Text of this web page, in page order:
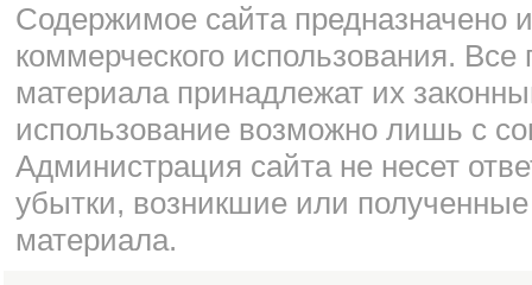
Cодержимое сайта предназначено
коммерческого использования.
материала принадлежат их
использование возможно лишь с
Администрация сайта не несет
убытки, возникшие или
материала.